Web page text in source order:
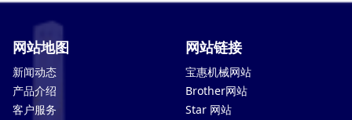
网站地图
新闻动态
产品介绍
客户服务
网站链接
宝惠机械网站
Brother网站
Star 网站